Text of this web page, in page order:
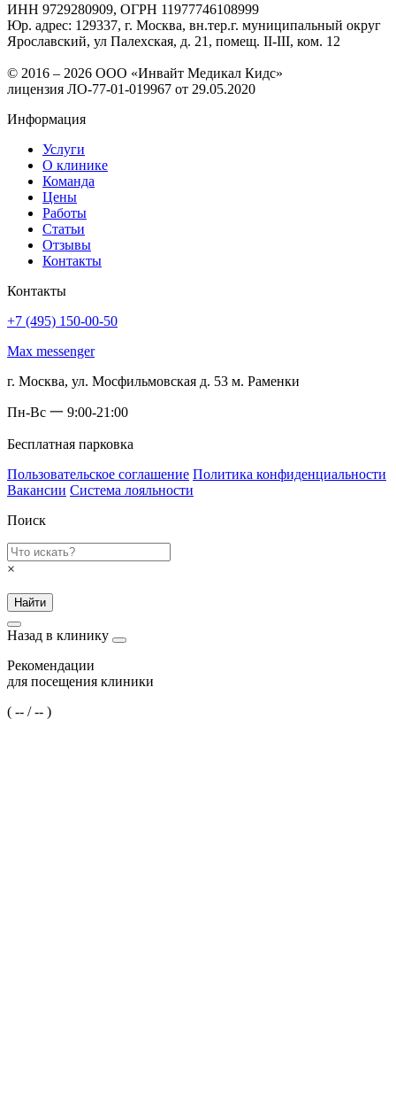
ИНН 9729280909, ОГРН 11977746108999
Юр. адрес: 129337, г. Москва, вн.тер.г. муниципальный округ
Ярославский, ул Палехская, д. 21, помещ. II-III, ком. 12
© 2016 – 2026 ООО «Инвайт Медикал Кидс»
лицензия ЛО-77-01-019967 от 29.05.2020
Информация
Услуги
О клинике
Команда
Цены
Работы
Статьи
Отзывы
Контакты
Контакты
+7 (495) 150-00-50
Max messenger
г. Москва, ул. Мосфильмовская д. 53 м. Раменки
Пн-Вс 一 9:00-21:00
Бесплатная парковка
Пользовательское соглашение Политика конфиденциальности
Вакансии Система лояльности
Поиск
×
Найти
Назад в клинику
Рекомендации
для посещения клиники
( -- / -- )